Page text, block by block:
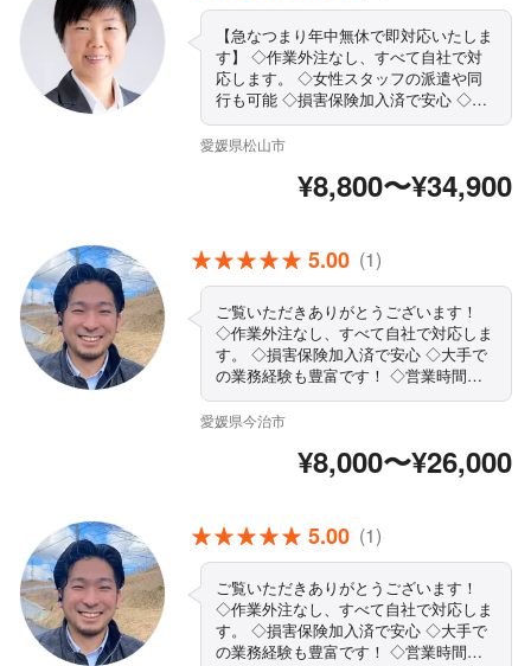
【急なつまり年中無休で即対応いたしま
す】 ◇作業外注なし、すべて自社で対
応します。 ◇女性スタッフの派遣や同
行も可能 ◇損害保険加入済で安心 ◇大
手での業務経験も豊富です！ ◇作業や
仕上がりにご不満の場合は、無料で追加
地域外でもご要望お聞きします！ ◇駐
車代は当店が負担します まずはお気軽
愛媛県松山市
¥8,800〜¥34,900
5.00 (1)
ご覧いただきありがとうございます！
◇作業外注なし、すべて自社で対応しま
す。 ◇損害保険加入済で安心 ◇大手で
の業務経験も豊富です！ ◇営業時間外
もご相談ください ◇精一杯対応しま
す！ぜひ当店にお任せください まずは
愛媛県今治市
¥8,000〜¥26,000
5.00 (1)
ご覧いただきありがとうございます！
◇作業外注なし、すべて自社で対応しま
す。 ◇損害保険加入済で安心 ◇大手で
の業務経験も豊富です！ ◇営業時間外